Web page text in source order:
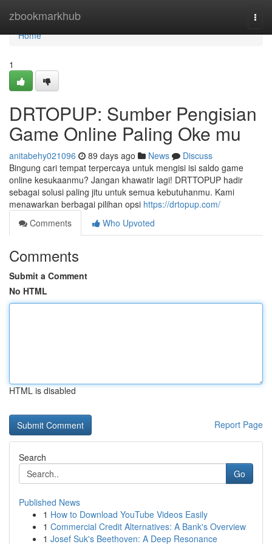
zbookmarkhub
Home
Home
1
DRTOPUP: Sumber Pengisian
Game Online Paling Oke mu
anitabehy021096 89 days ago News
Discuss
Bingung cari tempat terpercaya untuk mengisi isi saldo game
online kesukaanmu? Jangan khawatir lagi! DRTTOPUP hadir
sebagai solusi paling jitu untuk semua kebutuhanmu. Kami
menawarkan berbagai pilihan opsi https://drtopup.com/
Comments
Who Upvoted
Comments
Submit a Comment
No HTML
HTML is disabled
Report Page
Search
Go
Published News
1 How to Download YouTube Videos Easily
1 Commercial Credit Alternatives: A Bank's Overview
1 Josef Suk's Beethoven: A Deep Resonance